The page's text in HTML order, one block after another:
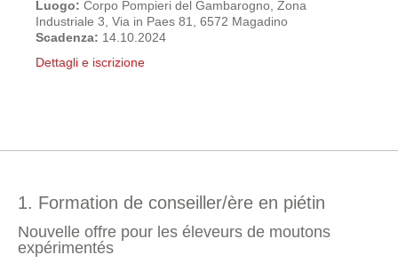
Luogo: Corpo Pompieri del Gambarogno, Zona
Industriale 3, Via in Paes 81, 6572 Magadino
Scadenza: 14.10.2024
Dettagli e iscrizione
1. Formation de conseiller/ère en piétin
Nouvelle offre pour les éleveurs de moutons
expérimentés